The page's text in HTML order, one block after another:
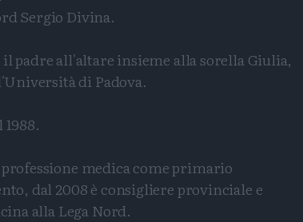
Sergio Divina.
padre all'altare insieme alla sorella Giulia,
di Padova.
medica come primario
dal 2008 è consigliere provinciale e
alla Lega Nord.